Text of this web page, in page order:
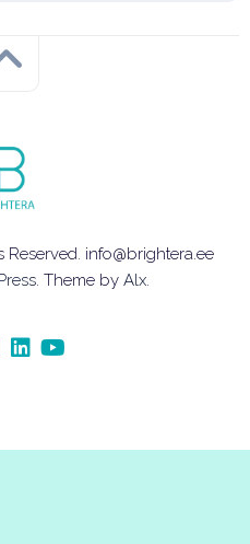
info@brightera.ee
. Theme by Alx.